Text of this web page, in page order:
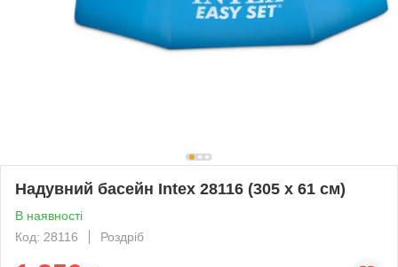
Надувний басейн Intex 28116 (305 х 61 см)
В наявності
Код: 28116
Роздріб